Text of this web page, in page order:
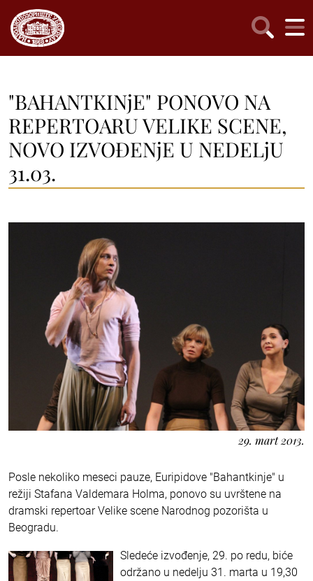
"BAHANTKINjE" PONOVO NA
REPERTOARU VELIKE SCENE,
NOVO IZVOĐENjE U NEDELjU
31.03.
29. mart 2013.
Posle nekoliko meseci pauze, Euripidove "Bahantkinje" u
režiji Stafana Valdemara Holma, ponovo su uvrštene na
dramski repertoar Velike scene Narodnog pozorišta u
Beogradu.
Sledeće izvođenje, 29. po redu, biće
održano u nedelju 31. marta u 19,30